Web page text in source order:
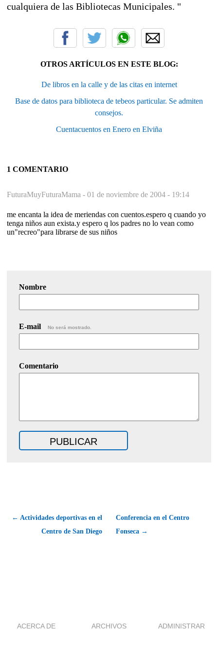
cualquiera de las Bibliotecas Municipales. "
OTROS ARTÍCULOS EN ESTE BLOG:
De libros en la calle y de las citas en internet
Base de datos para biblioteca de tebeos particular. Se admiten
consejos.
Cuentacuentos en Enero en Elviña
1 COMENTARIO
FuturaMuyFuturaMama - 01 de noviembre de 2004 - 19:14
me encanta la idea de meriendas con cuentos.espero q cuando yo
tenga niños aun exista.y espero q los padres no lo vean como
un"recreo"para librarse de sus niños
Nombre
E-mail No será mostrado.
Comentario
← Actividades deportivas en el
Centro de San Diego
Conferencia en el Centro
Fonseca →
ACERCA DE ARCHIVOS ADMINISTRAR